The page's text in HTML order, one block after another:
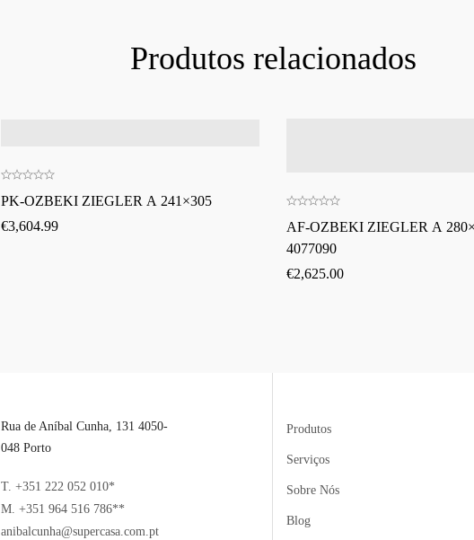
Produtos relacionados
PK-OZBEKI ZIEGLER A 241×305
€3,604.99
AF-OZBEKI ZIEGLER A
4077090
€2,625.00
Rua de Aníbal Cunha, 131 4050-
048 Porto
T. +351 222 052 010*
M. +351 964 516 786**
anibalcunha@supercasa.com.pt
Produtos
Serviços
Sobre Nós
Blog